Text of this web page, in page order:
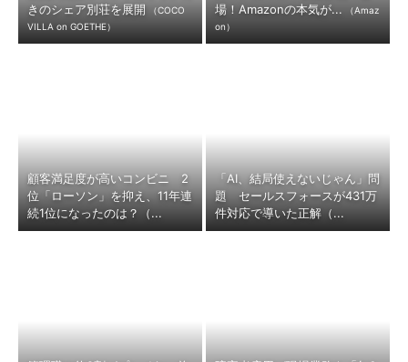
きのシェア別荘を展開
（COCO
VILLA on GOETHE）
場！Amazonの本気が...
（Amaz
on）
顧客満足度が高いコンビニ 2
位「ローソン」を抑え、11年連
続1位になったのは？（...
「AI、結局使えないじゃん」問
題 セールスフォースが431万
件対応で導いた正解（...